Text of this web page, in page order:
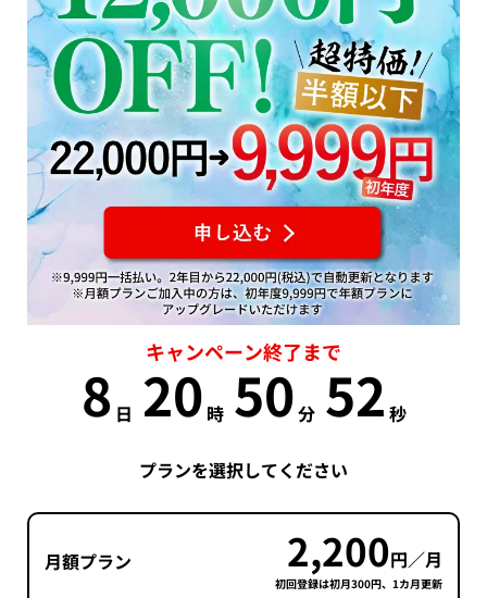
キャンペーン終了まで
8 日 20 時 50分 51 秒
プランを選択してください
月額プラン 2,200円／月
初回登録は初月300円、1カ月更新